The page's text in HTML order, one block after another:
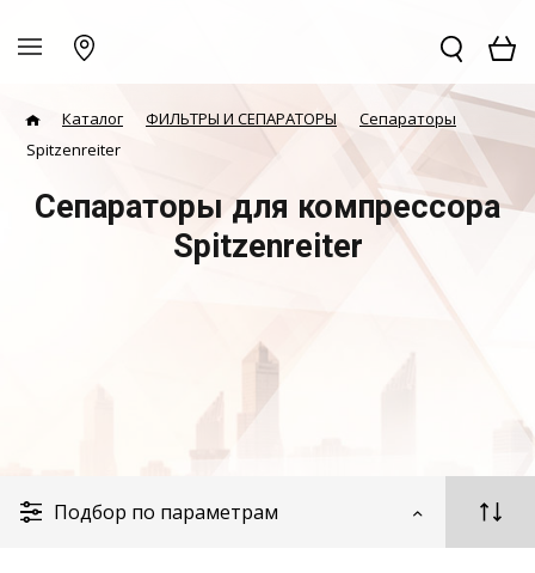
Каталог ФИЛЬТРЫ И СЕПАРАТОРЫ
Сепараторы
Spitzenreiter
Сепараторы для компрессора
Spitzenreiter
Подбор по параметрам